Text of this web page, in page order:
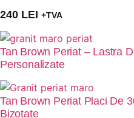
240 LEI +TVA
Tan Brown Periat – Lastra
Personalizate
Tan Brown Periat Placi De
Bizotate